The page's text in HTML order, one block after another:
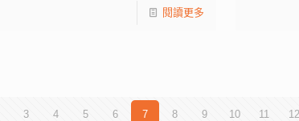
閱讀更多
3 4 5 6 7 8 9 10 11 12